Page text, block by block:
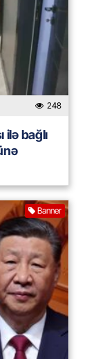
248
ilə bağlı
Banner